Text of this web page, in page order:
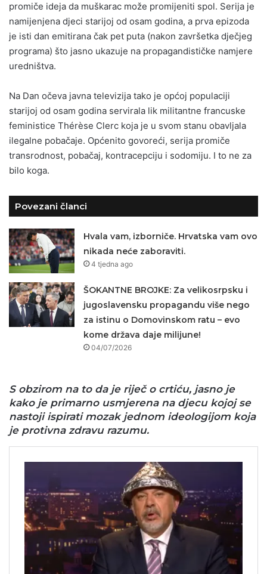
promiče ideja da muškarac može promijeniti spol. Serija je
namijenjena djeci starijoj od osam godina, a prva epizoda
je isti dan emitirana čak pet puta (nakon završetka dječjeg
programa) što jasno ukazuje na propagandističke namjere
uredništva.
Na Dan očeva javna televizija tako je općoj populaciji
starijoj od osam godina servirala lik militantne francuske
feministice Thérèse Clerc koja je u svom stanu obavljala
ilegalne pobačaje. Općenito govoreći, serija promiče
transrodnost, pobačaj, kontracepciju i sodomiju. I to ne za
bilo koga.
Povezani članci
Hvala vam, izborniče. Hrvatska vam ovo
nikada neće zaboraviti.
4 tjedna ago
ŠOKANTNE BROJKE: Za velikosrpsku i
jugoslavensku propagandu više nego
za istinu o Domovinskom ratu – evo
kome država daje milijune!
04/07/2026
S obzirom na to da je riječ o crtiću, jasno je
kako je primarno usmjerena na djecu kojoj se
nastoji ispirati mozak jednom ideologijom koja
je protivna zdravu razumu.